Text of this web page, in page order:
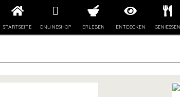
STARTSEITE ONLINESHOP ERLEBEN ENTDECKEN GENIESSEN